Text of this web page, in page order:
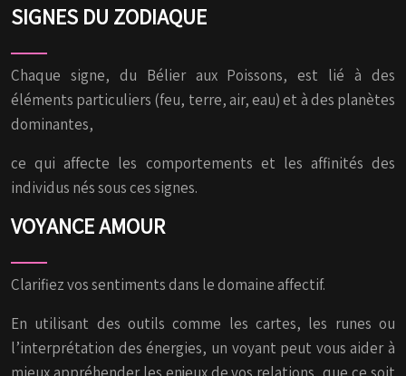
SIGNES DU ZODIAQUE
Chaque signe, du Bélier aux Poissons, est lié à des
éléments particuliers (feu, terre, air, eau) et à des planètes
dominantes,
ce qui affecte les comportements et les affinités des
individus nés sous ces signes.
VOYANCE AMOUR
Clarifiez vos sentiments dans le domaine affectif.
En utilisant des outils comme les cartes, les runes ou
l’interprétation des énergies, un voyant peut vous aider à